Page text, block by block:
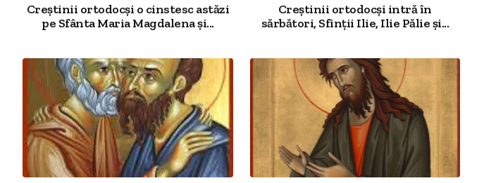
Creștinii ortodocși o cinstesc astăzi
pe Sfânta Maria Magdalena și...
Creștinii ortodocși intră în
sărbători, Sfinţii Ilie, Ilie Pălie şi...